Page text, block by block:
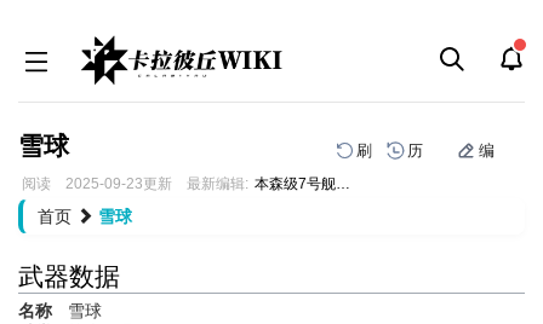
雪球 刷 历 编
阅读 2025-09-23更新 最新编辑: 本森级7号舰拉菲
跳
到
航
跳
到
索
首页 雪球
武器数据
名称
雪球